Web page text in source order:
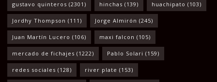
gustavo quinteros (2301) hinchas (139) huachipato (103)
Jordhy Thompson (111) Jorge Almirón (245)
Juan Martín Lucero (106) maxi falcon (105)
mercado de fichajes (1222) Pablo Solari (159)
redes sociales (128) river plate (153)